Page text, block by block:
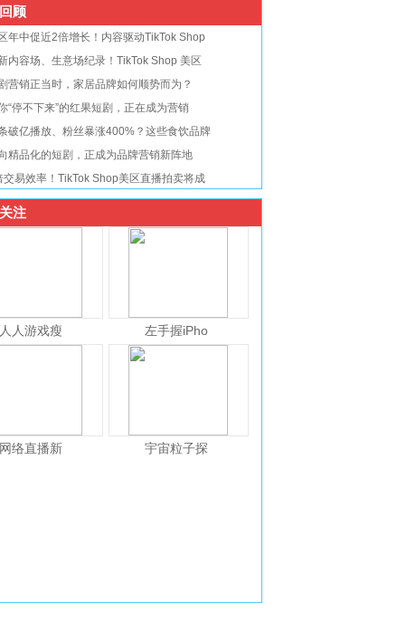
顾
年中促近2倍增长！内容驱动TikTok Shop
内容场、生意场纪录！TikTok Shop 美区
营销正当时，家居品牌如何顺势而为？
“停不下来”的红果短剧，正在成为营销
破亿播放、粉丝暴涨400%？这些食饮品牌
精品化的短剧，正成为品牌营销新阵地
交易效率！TikTok Shop美区直播拍卖将成
注
人人游戏瘦 左手握iPho
网络直播新 宇宙粒子探